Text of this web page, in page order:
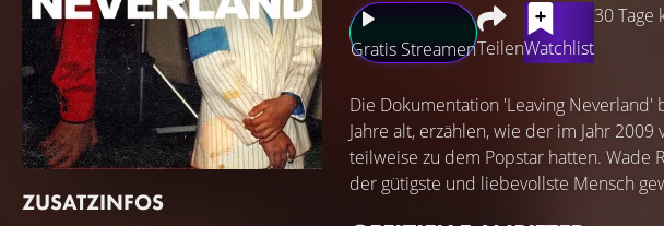
ZUSATZINFOS
Gratis StreamenTeilenWatchlist
30 Tage
Die Dokumentation 'Leaving Neverland'
Jahre alt, erzählen, wie der im Jahr
teilweise zu dem Popstar hatten. Wade
der gütigste und liebevollste Mensch